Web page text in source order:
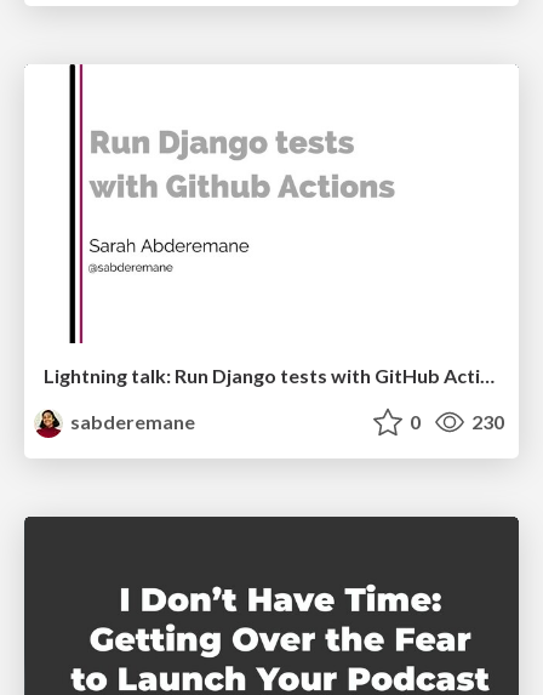
Lightning talk: Run Django tests with GitHub Actions
sabderemane
0 230